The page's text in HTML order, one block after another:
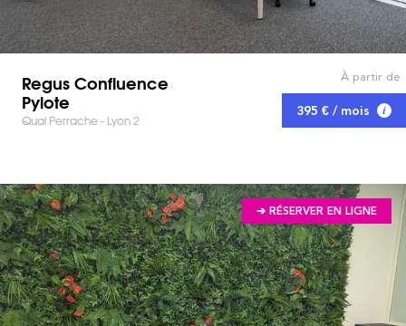
Regus Confluence
Pylote
Quai Perrache - Lyon 2
À partir de
395 € / mois
➔ RÉSERVER EN LIGNE